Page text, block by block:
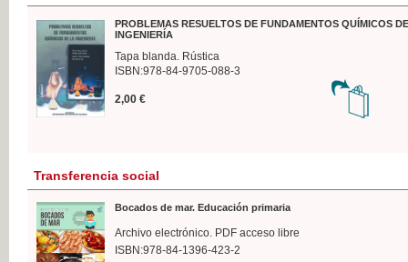
PROBLEMAS RESUELTOS DE FUNDAMENTOS QUÍMICOS
INGENIERÍA
Tapa blanda. Rústica
ISBN:978-84-9705-088-3
2,00 €
Transferencia social
Bocados de mar. Educación primaria
Archivo electrónico. PDF acceso libre
ISBN:978-84-1396-423-2